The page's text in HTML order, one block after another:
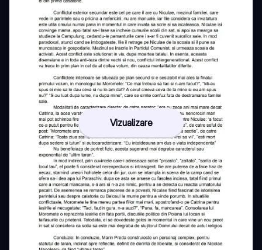
Vizualizare